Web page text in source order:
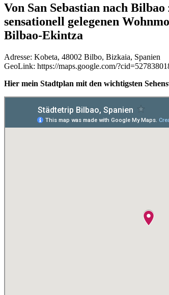
Von San Sebastian nach Bilbao
sensationell gelegenen
Bilbao-Ekintza
Adresse: Kobeta, 48002 Bilbo, Bizkaia, Spanien
GeoLink: https://maps.google.com/
Hier mein Stadtplan mit den wichtigsten